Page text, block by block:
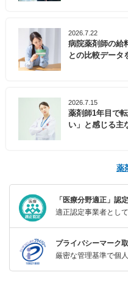
2026.7.22
病院薬剤師の給
との比較データ
2026.7.15
薬剤師1年目で
い」と感じる主
薬
「医療分野適正」認
適正認定事業者とし
プライバシーマーク
厳密な管理基準で個